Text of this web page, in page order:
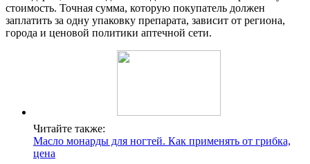
стоимость. Точная сумма, которую покупатель должен
заплатить за одну упаковку препарата, зависит от региона,
города и ценовой политики аптечной сети.
Читайте также:
Масло монарды для ногтей. Как применять от грибка,
цена